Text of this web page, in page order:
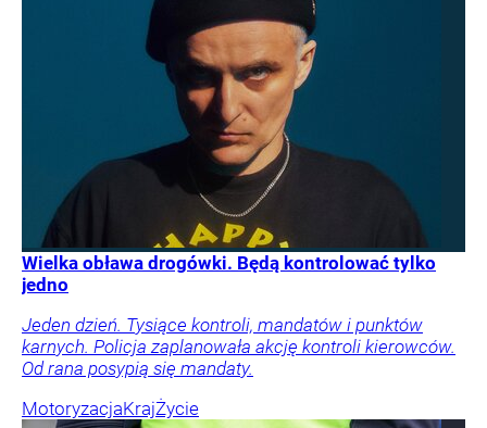
Wielka obława drogówki. Będą kontrolować tylko
jedno
Jeden dzień. Tysiące kontroli, mandatów i punktów
karnych. Policja zaplanowała akcję kontroli kierowców.
Od rana posypią się mandaty.
MotoryzacjaKrajŻycie